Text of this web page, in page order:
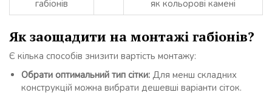
габіонів
як кольорові камені
Як заощадити на монтажі габіонів?
Є кілька способів знизити вартість монтажу:
Обрати оптимальний тип сітки: Для менш складних
конструкцій можна вибрати дешевші варіанти сіток.